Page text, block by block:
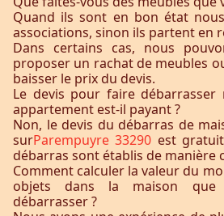
Quand ils sont en bon état
associations, sinon ils partent en
Dans certains cas, nous
proposer un rachat de meubles
baisser le prix du devis.
Le devis pour faire
appartement est-il payant ?
Non, le devis du débarras de
surParempuyre 33290 est
débarras sont établis de manière
Comment calculer la valeur du
objets dans la maison
débarrasser ?